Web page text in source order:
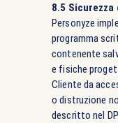
8.5
Personyze
programma
contenente
e fisiche
Cliente da
o distruzione
descritto nel